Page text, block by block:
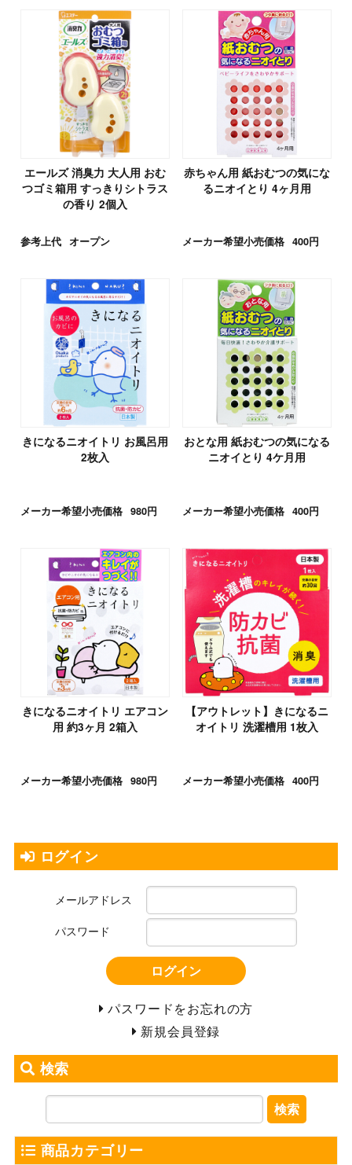
エールズ 消臭力 大人用 おむ
つゴミ箱用 すっきりシトラス
の香り 2個入
参考上代 オープン
赤ちゃん用 紙おむつの気にな
るニオイとり 4ヶ月用
メーカー希望小売価格 400円
きになるニオイトリ お風呂用
2枚入
メーカー希望小売価格 980円
おとな用 紙おむつの気になる
ニオイとり 4ケ月用
メーカー希望小売価格 400円
きになるニオイトリ エアコン
用 約3ヶ月 2箱入
メーカー希望小売価格 980円
【アウトレット】きになるニ
オイトリ 洗濯槽用 1枚入
メーカー希望小売価格 400円
ログイン
メールアドレス
パスワード
ログイン
パスワードをお忘れの方
新規会員登録
検索
検索
商品カテゴリー